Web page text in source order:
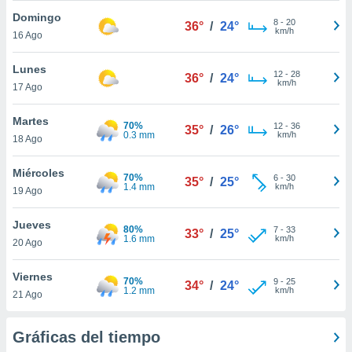
en
más
y
de
aceptar
Domingo
16 Ago
36° / 24° 8- 20
km/h
Lunes
17 Ago
36° / 24° 12- 28
km/h
Martes
18 Ago
70%
0.3 mm
35° / 26° 12- 36
km/h
Miércoles
19 Ago
70%
1.4 mm
35° / 25° 6- 30
km/h
Jueves
20 Ago
80%
1.6 mm
33° / 25° 7- 33
km/h
Viernes
21 Ago
70%
1.2 mm
34° / 24° 9- 25
km/h
Gráficas del tiempo